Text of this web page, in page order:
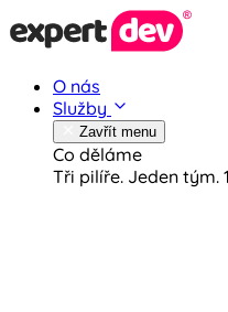
O nás
Služby
Zavřít menu
Co děláme
Tři pilíře. Jeden tým.